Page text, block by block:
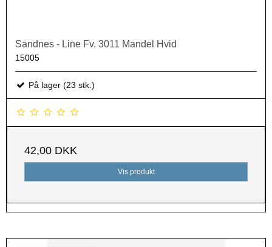
Sandnes - Line Fv. 3011 Mandel Hvid
15005
På lager (23 stk.)
42,00 DKK
Vis produkt